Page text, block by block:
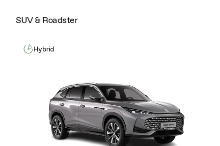
SUV & Roadster
Hybrid